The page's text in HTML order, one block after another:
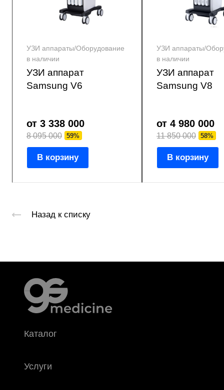
УЗИ аппараты/Оборудование
в наличии
УЗИ аппарат
Samsung V6
от 3 338 000
8 095 000 59%
В корзину
УЗИ аппараты/
в наличии
УЗИ аппарат
Samsung V8
от 4 980 000
11 850 000 58%
В корзину
Назад к списку
Каталог
Услуги